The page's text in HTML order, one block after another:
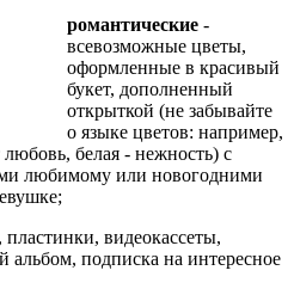
романтические -
всевозможные цветы,
оформленные в красивый
букет, дополненный
открыткой (не забывайте
о языке цветов: например,
любовь, белая - нежность) с
любимому или новогодними
пластинки, видеокассеты,
подписка на интересное